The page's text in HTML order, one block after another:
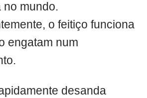
no mundo.
o feitiço funciona
engatam num
desanda